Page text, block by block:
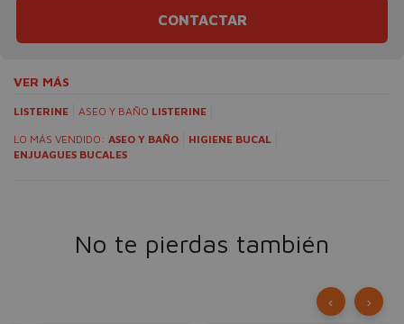
CONTACTAR
VER MÁS
LISTERINE ASEO Y BAÑO LISTERINE
LO MÁS VENDIDO: ASEO Y BAÑO
HIGIENE BUCAL
ENJUAGUES BUCALES
No te pierdas también
‹ ›